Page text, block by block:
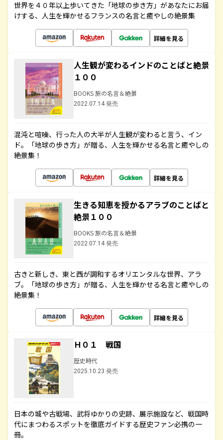
世界を４０年以上歩いてきた「地球の歩き方」があなたにお届
けする、人生を輝かせるフランスの名言と癒やしの絶景集
詳細を見る
人生観が変わるインドのことばと絶景
１００
BOOKS 旅の名言＆絶景
2022.07.14 発売
混沌と喧噪、行った人の大半が人生観が変わると言う、イン
ド。「地球の歩き方」が贈る、人生を輝かせる名言と癒やしの
絶景集！
詳細を見る
生きる知恵を授かるアラブのことばと
絶景１００
BOOKS 旅の名言＆絶景
2022.07.14 発売
古きと新しき、東と西が調和するオリエンタルな世界、アラ
ブ。「地球の歩き方」が贈る、人生を輝かせる名言と癒やしの
絶景集！
詳細を見る
Ｈ０１ 戦国
歴史時代
2025.10.23 発売
日本の城や古戦場、武将ゆかりの史跡、展示施設など、戦国時
代にまつわるスポットを徹底ガイドする歴史ファン必携の一
冊。